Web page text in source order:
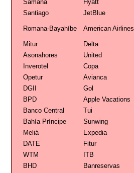
Samaná
Hyatt
Santiago
JetBlue
Romana-Bayahíbe American Airlines
Mitur
Delta
Asonahores
United
Inverotel
Copa
Opetur
Avianca
DGII
Gol
BPD
Apple Vacations
Banco Central
Tui
Bahía Príncipe
Sunwing
Meliá
Expedia
DATE
Fitur
WTM
ITB
BHD
Banreservas